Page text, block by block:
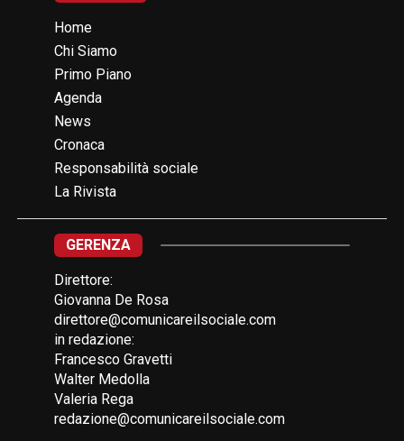
Home
Chi Siamo
Primo Piano
Agenda
News
Cronaca
Responsabilità sociale
La Rivista
GERENZA
Direttore:
Giovanna De Rosa
direttore@comunicareilsociale.com
in redazione:
Francesco Gravetti
Walter Medolla
Valeria Rega
redazione@comunicareilsociale.com